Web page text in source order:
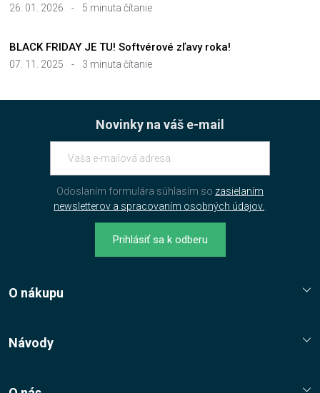
26. 01. 2026 - 5 minuta čítanie
07. 11. 2025 - 3 minuta čítanie
BLACK FRIDAY JE TU! Softvérové zľavy roka!
Novinky na váš e-mail
Odoslaním formulára súhlasím so zasielaním
newsletterov a spracovaním osobných údajov.
Prihlásiť sa k odberu
O nákupu
Jak nakupovat?
Návody